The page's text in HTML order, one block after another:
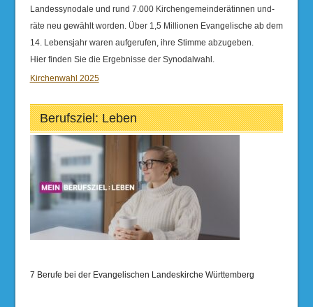
Landessynodale und rund 7.000 Kirchengemeinderätinnen und-
räte neu gewählt worden. Über 1,5 Millionen Evangelische ab dem
14. Lebensjahr waren aufgerufen, ihre Stimme abzugeben.
Hier finden Sie die Ergebnisse der Synodalwahl.
Kirchenwahl 2025
Berufsziel: Leben
7 Berufe bei der Evangelischen Landeskirche Württemberg